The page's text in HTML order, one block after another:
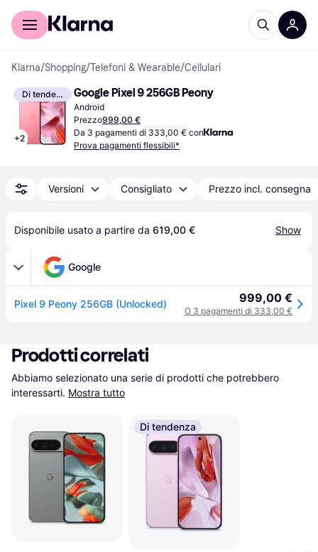
Per il tuo shopping
Klarna/Shopping/Telefoni & Wearable/Cellulari
Di tendenza
+2
Google Pixel 9 256GB Peony
Android
Prezzo999,00 €
Da 3 pagamenti di 333,00 € con
Prova pagamenti flessibili*
Versioni Consigliato Prezzo incl. consegna
Disponibile usato a partire da 619,00 € Show
Google
Pixel 9 Peony 256GB (Unlocked) 999,00 €
O 3 pagamenti di 333,00 €
Prodotti correlati
Abbiamo selezionato una serie di prodotti che potrebbero
interessarti. Mostra tutto
Di tendenza